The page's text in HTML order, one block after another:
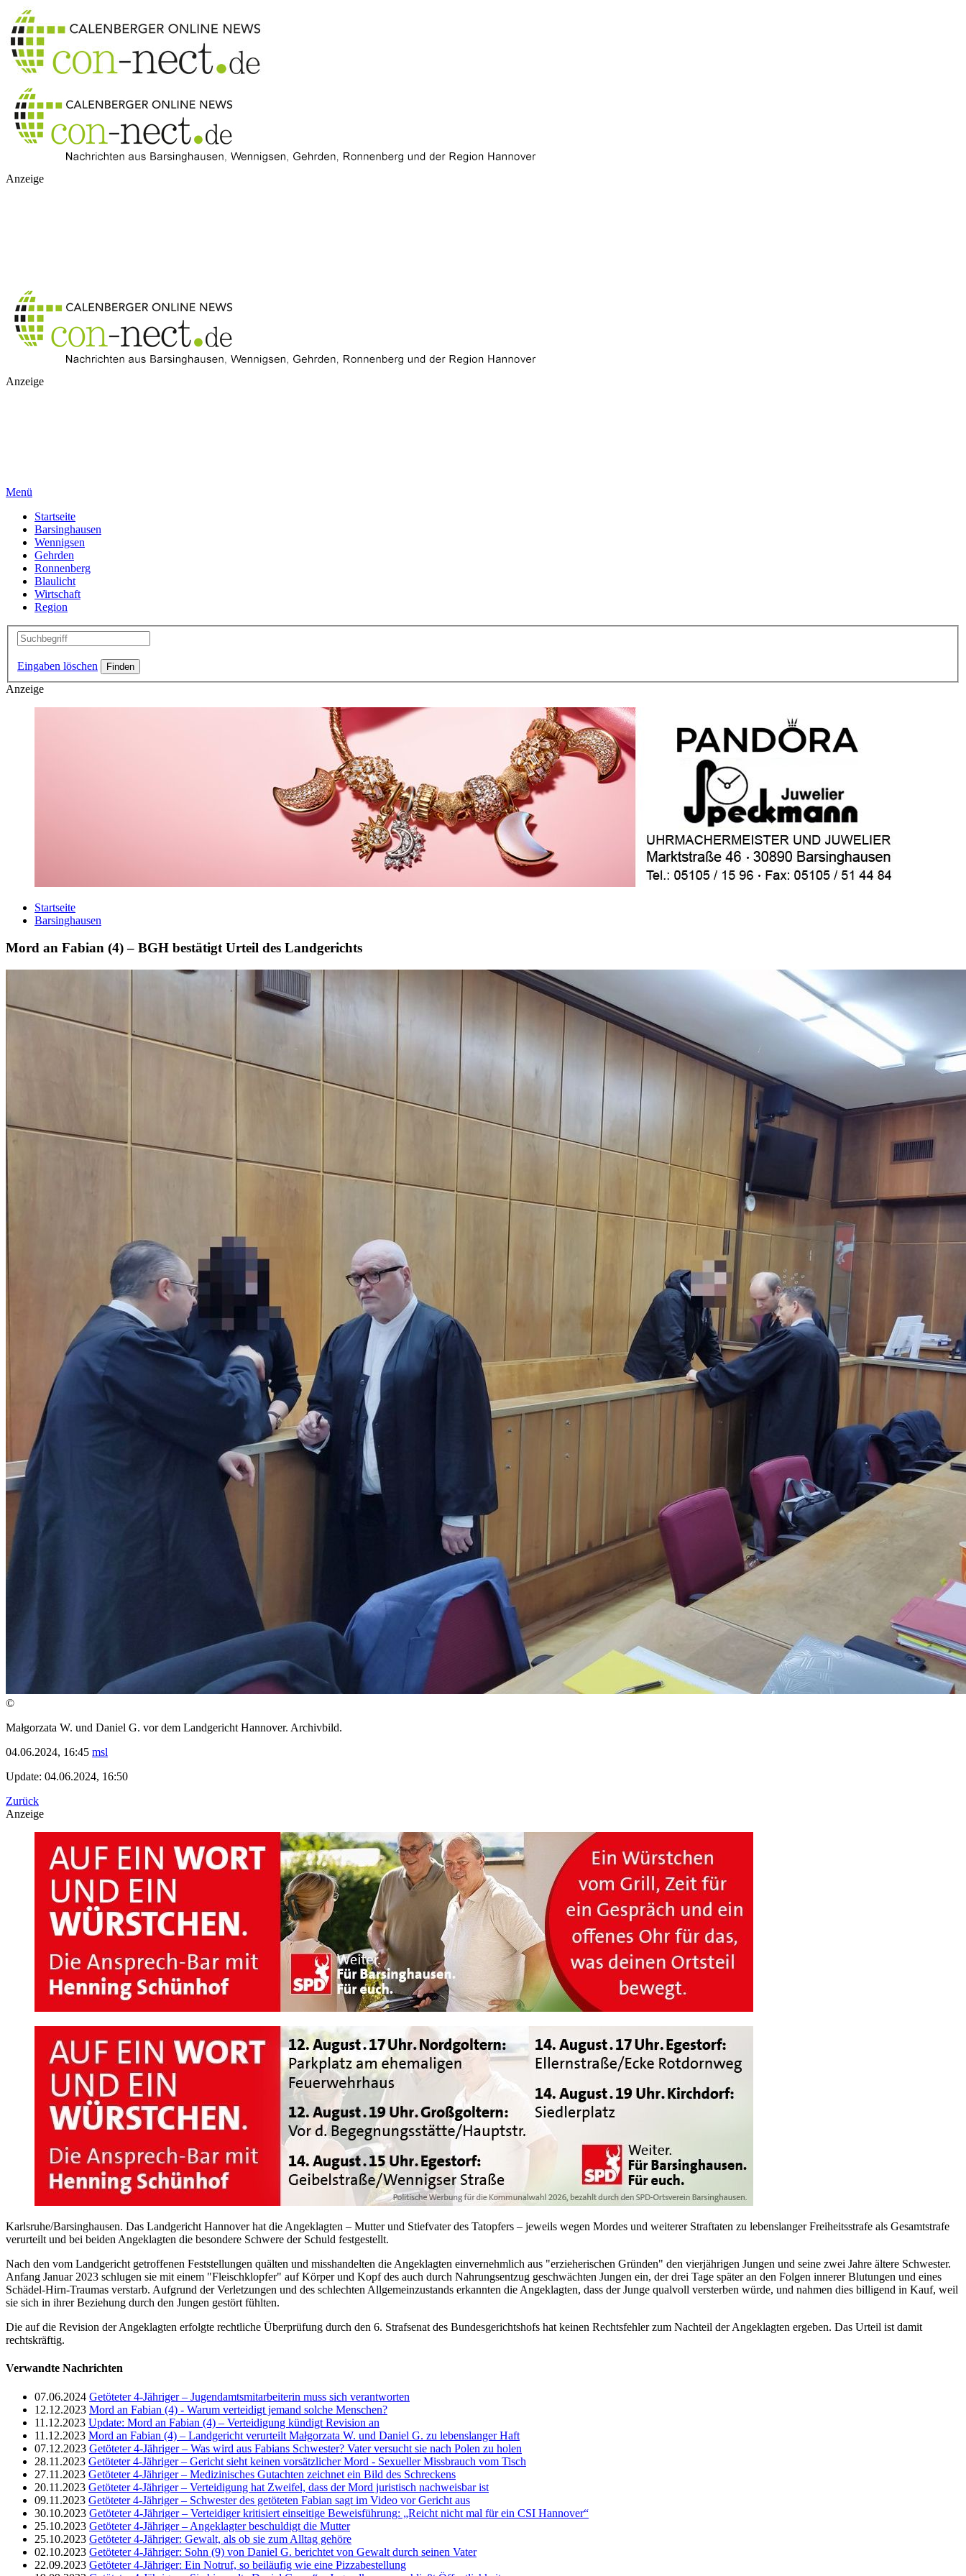
Anzeige
Anzeige
Menü
Startseite
Barsinghausen
Wennigsen
Gehrden
Ronnenberg
Blaulicht
Wirtschaft
Region
Eingaben löschen
Anzeige
Startseite
Barsinghausen
Mord an Fabian (4) – BGH bestätigt Urteil des Landgerichts
©
Małgorzata W. und Daniel G. vor dem Landgericht Hannover. Archivbild.
04.06.2024, 16:45 msl
Update: 04.06.2024, 16:50
Zurück
Anzeige
Karlsruhe/Barsinghausen. Das Landgericht Hannover hat die Angeklagten – Mutter und Stiefvater des Tatopfers – jeweils wegen Mordes und weiterer Straftaten zu lebenslanger Freiheitsstrafe als Gesamtstrafe
verurteilt und bei beiden Angeklagten die besondere Schwere der Schuld festgestellt.
Nach den vom Landgericht getroffenen Feststellungen quälten und misshandelten die Angeklagten einvernehmlich aus "erzieherischen Gründen" den vierjährigen Jungen und seine zwei Jahre ältere Schwester.
Anfang Januar 2023 schlugen sie mit einem "Fleischklopfer" auf Körper und Kopf des auch durch Nahrungsentzug geschwächten Jungen ein, der drei Tage später an den Folgen innerer Blutungen und eines
Schädel-Hirn-Traumas verstarb. Aufgrund der Verletzungen und des schlechten Allgemeinzustands erkannten die Angeklagten, dass der Junge qualvoll versterben würde, und nahmen dies billigend in Kauf, weil
sie sich in ihrer Beziehung durch den Jungen gestört fühlten.
Die auf die Revision der Angeklagten erfolgte rechtliche Überprüfung durch den 6. Strafsenat des Bundesgerichtshofs hat keinen Rechtsfehler zum Nachteil der Angeklagten ergeben. Das Urteil ist damit
rechtskräftig.
Verwandte Nachrichten
07.06.2024 Getöteter 4-Jähriger – Jugendamtsmitarbeiterin muss sich verantworten
12.12.2023 Mord an Fabian (4) - Warum verteidigt jemand solche Menschen?
11.12.2023 Update: Mord an Fabian (4) – Verteidigung kündigt Revision an
11.12.2023 Mord an Fabian (4) – Landgericht verurteilt Małgorzata W. und Daniel G. zu lebenslanger Haft
07.12.2023 Getöteter 4-Jähriger – Was wird aus Fabians Schwester? Vater versucht sie nach Polen zu holen
28.11.2023 Getöteter 4-Jähriger – Gericht sieht keinen vorsätzlicher Mord - Sexueller Missbrauch vom Tisch
27.11.2023 Getöteter 4-Jähriger – Medizinisches Gutachten zeichnet ein Bild des Schreckens
20.11.2023 Getöteter 4-Jähriger – Verteidigung hat Zweifel, dass der Mord juristisch nachweisbar ist
09.11.2023 Getöteter 4-Jähriger – Schwester des getöteten Fabian sagt im Video vor Gericht aus
30.10.2023 Getöteter 4-Jähriger – Verteidiger kritisiert einseitige Beweisführung: „Reicht nicht mal für ein CSI Hannover“
25.10.2023 Getöteter 4-Jähriger – Angeklagter beschuldigt die Mutter
25.10.2023 Getöteter 4-Jähriger: Gewalt, als ob sie zum Alltag gehöre
02.10.2023 Getöteter 4-Jähriger: Sohn (9) von Daniel G. berichtet von Gewalt durch seinen Vater
22.09.2023 Getöteter 4-Jähriger: Ein Notruf, so beiläufig wie eine Pizzabestellung